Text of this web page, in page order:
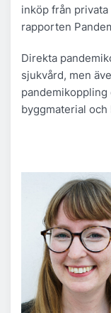
inköp från
rapporten
Direkta
sjukvård, men
byggmaterial och